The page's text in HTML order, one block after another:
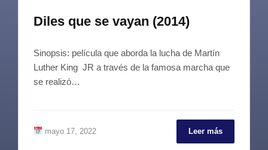
Diles que se vayan (2014)
Sinopsis: película que aborda la lucha de Martín
Luther King JR a través de la famosa marcha que
se realizó…
mayo 17, 2022 Leer más